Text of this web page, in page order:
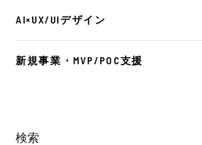
AI×UX/UIデザイン
新規事業・MVP/POC支援
検索